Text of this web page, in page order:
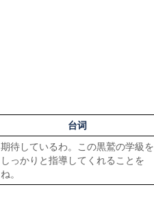
台词
期待しているわ。この黒鷲の学級を
しっかりと指導してくれることを
ね。